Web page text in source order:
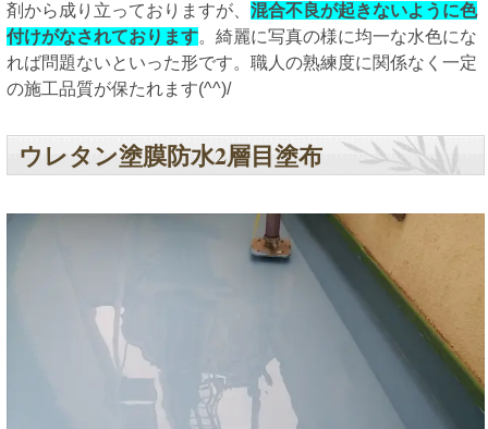
剤から成り立っておりますが、 混合不良が起きないように色
付けがなされております。綺麗に写真の様に均一な水色にな
れば問題ないといった形です。職人の熟練度に関係なく一定
の施工品質が保たれます(^^)/
ウレタン塗膜防水2層目塗布